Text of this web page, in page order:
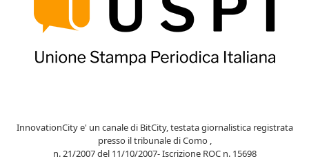
InnovationCity e' un canale di BitCity, testata giornalistica registrata
presso il tribunale di Como ,
n. 21/2007 del 11/10/2007- Iscrizione ROC n. 15698